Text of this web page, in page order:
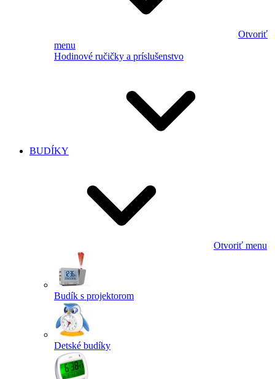
Otvoriť
menu
Hodinové ručičky a príslušenstvo
BUDÍKY
Otvoriť menu
Budík s projektorom
Detské budíky